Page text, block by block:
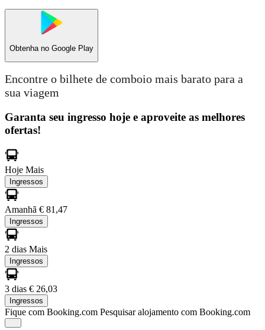
Obtenha no Google Play
Encontre o bilhete de comboio mais barato para a
sua viagem
Garanta seu ingresso hoje e aproveite as melhores
ofertas!
Hoje Mais
Ingressos
Amanhã € 81,47
Ingressos
2 dias Mais
Ingressos
3 dias € 26,03
Ingressos
Fique com Booking.com Pesquisar alojamento com Booking.com